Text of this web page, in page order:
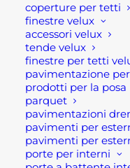
coperture per tetti
finestre velux
accessori velux
tende velux
finestre per tetti
pavimentazione
prodotti per la posa
parquet
pavimentazioni
pavimenti per
pavimenti per
porte per interni
Ecco un
nella selezione
(serra) da
piante e i vostri
Ogni serra
terrazzo o da
serre,
piante più